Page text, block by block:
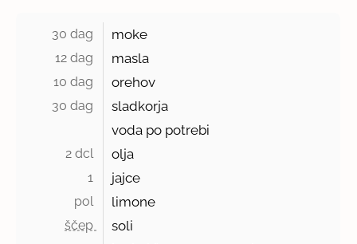
30 dag moke
12 dag masla
10 dag orehov
30 dag
sladkorja
voda po potrebi
2 dcl olja
1 jajce
pol limone
ščep
soli